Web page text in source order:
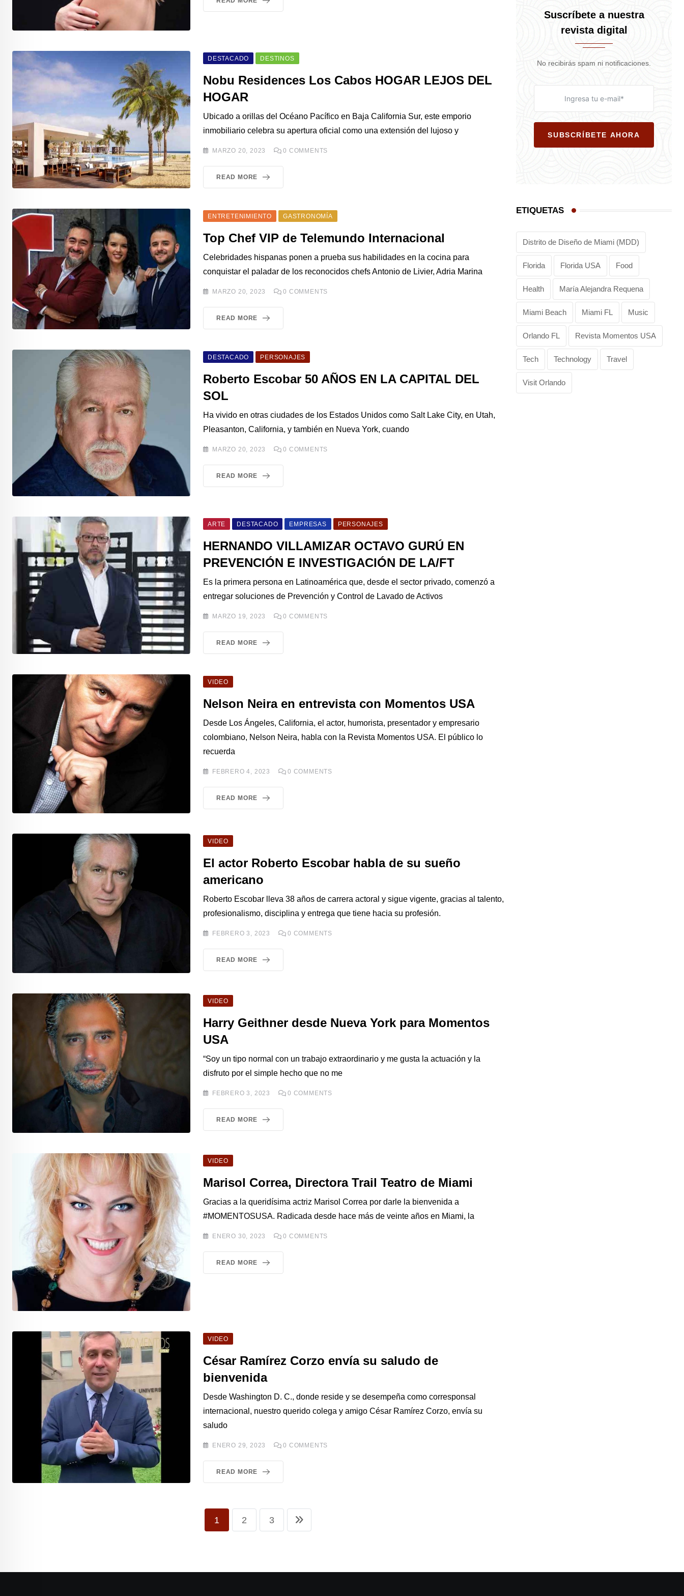
DESTACADO DESTINOS
Nobu Residences Los Cabos HOGAR LEJOS DEL
HOGAR
Ubicado a orillas del Océano Pacífico en Baja California Sur, este emporio
inmobiliario celebra su apertura oficial como una extensión del lujoso y
MARZO 20, 2023 0 COMMENTS
READ MORE
ENTRETENIMIENTO GASTRONOMÍA
Top Chef VIP de Telemundo Internacional
Celebridades hispanas ponen a prueba sus habilidades en la cocina para
conquistar el paladar de los reconocidos chefs Antonio de Livier, Adria Marina
MARZO 20, 2023 0 COMMENTS
READ MORE
DESTACADO PERSONAJES
Roberto Escobar 50 AÑOS EN LA CAPITAL DEL
SOL
Ha vivido en otras ciudades de los Estados Unidos como Salt Lake City, en Utah,
Pleasanton, California, y también en Nueva York, cuando
MARZO 20, 2023 0 COMMENTS
READ MORE
ARTE DESTACADO EMPRESAS PERSONAJES
HERNANDO VILLAMIZAR OCTAVO GURÚ EN
PREVENCIÓN E INVESTIGACIÓN DE LA/FT
Es la primera persona en Latinoamérica que, desde el sector privado, comenzó a
entregar soluciones de Prevención y Control de Lavado de Activos
MARZO 19, 2023 0 COMMENTS
READ MORE
VIDEO
Nelson Neira en entrevista con Momentos USA
Desde Los Ángeles, California, el actor, humorista, presentador y empresario
colombiano, Nelson Neira, habla con la Revista Momentos USA. El público lo
recuerda
FEBRERO 4, 2023 0 COMMENTS
READ MORE
VIDEO
El actor Roberto Escobar habla de su sueño
americano
Roberto Escobar lleva 38 años de carrera actoral y sigue vigente, gracias al talento,
profesionalismo, disciplina y entrega que tiene hacia su profesión.
FEBRERO 3, 2023 0 COMMENTS
READ MORE
VIDEO
Harry Geithner desde Nueva York para Momentos
USA
“Soy un tipo normal con un trabajo extraordinario y me gusta la actuación y la
disfruto por el simple hecho que no me
FEBRERO 3, 2023 0 COMMENTS
READ MORE
VIDEO
Marisol Correa, Directora Trail Teatro de Miami
Gracias a la queridísima actriz Marisol Correa por darle la bienvenida a
#MOMENTOSUSA. Radicada desde hace más de veinte años en Miami, la
ENERO 30, 2023 0 COMMENTS
READ MORE
VIDEO
César Ramírez Corzo envía su saludo de
bienvenida
Desde Washington D. C., donde reside y se desempeña como corresponsal
internacional, nuestro querido colega y amigo César Ramírez Corzo, envía su
saludo
ENERO 29, 2023 0 COMMENTS
READ MORE
1 2 3
Suscríbete a nuestra
revista digital
No recibirás spam ni notificaciones.
SUBSCRÍBETE AHORA
ETIQUETAS
Distrito de Diseño de Miami (MDD)
Florida Florida USA Food
Health María Alejandra Requena
Miami Beach Miami FL Music
Orlando FL Revista Momentos USA
Tech Technology Travel
Visit Orlando